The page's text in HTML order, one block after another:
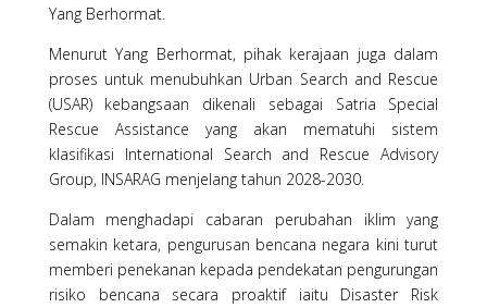
Yang Berhormat.
Menurut Yang Berhormat, pihak kerajaan juga dalam
proses untuk menubuhkan Urban Search and Rescue
(USAR) kebangsaan dikenali sebagai Satria Special
Rescue Assistance yang akan mematuhi sistem
klasifikasi International Search and Rescue Advisory
Group, INSARAG menjelang tahun 2028-2030.
Dalam menghadapi cabaran perubahan iklim yang
semakin ketara, pengurusan bencana negara kini turut
memberi penekanan kepada pendekatan pengurungan
risiko bencana secara proaktif iaitu Disaster Risk